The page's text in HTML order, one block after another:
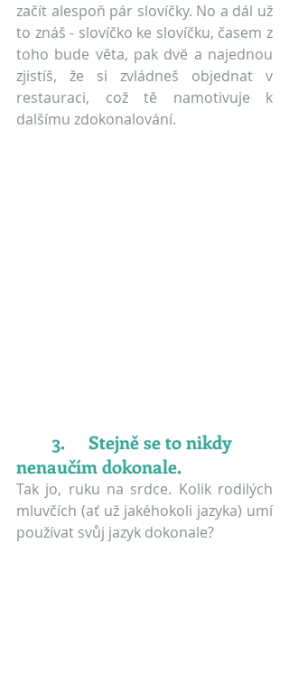
začít alespoň pár slovíčky. No a dál už
to znáš - slovíčko ke slovíčku, časem z
toho bude věta, pak dvě a najednou
zjistíš, že si zvládneš objednat v
restauraci, což tě namotivuje k
dalšímu zdokonalování.
nenaučím dokonale.
Tak jo, ruku na srdce. Kolik rodilých
mluvčích (ať už jakéhokoli jazyka) umí
používat svůj jazyk dokonale?